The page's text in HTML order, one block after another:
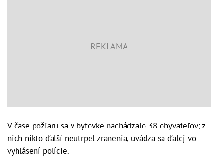
V čase požiaru sa v bytovke nachádzalo 38 obyvateľov; z
nich nikto ďalší neutrpel zranenia, uvádza sa ďalej vo
vyhlásení polície.